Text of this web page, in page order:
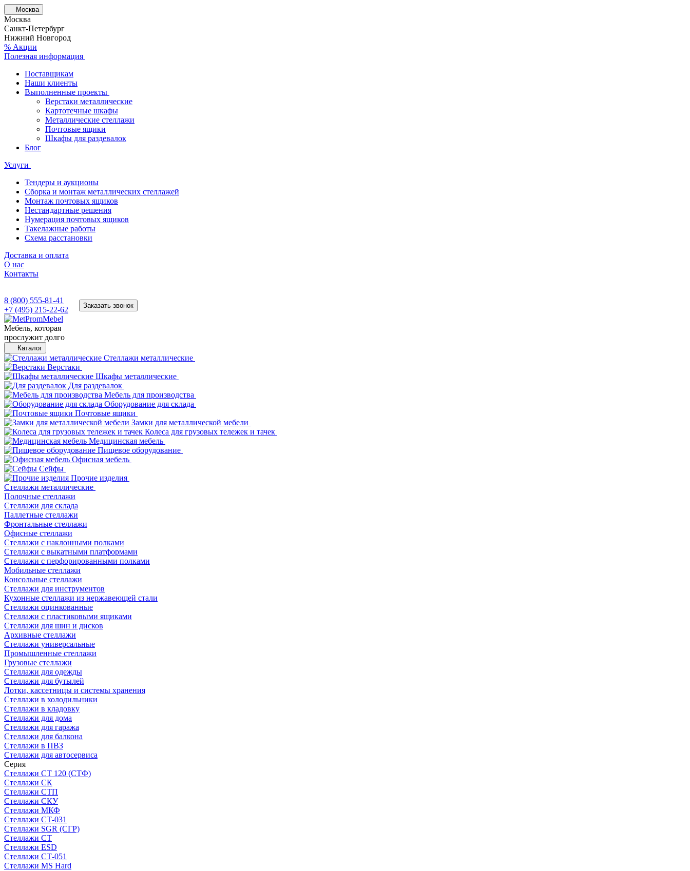
Москва
Москва
Санкт-Петербург
Нижний Новгород
% Акции
Полезная информация
Поставщикам
Наши клиенты
Выполненные проекты
Верстаки металлические
Картотечные шкафы
Металлические стеллажи
Почтовые ящики
Шкафы для раздевалок
Блог
Услуги
Тендеры и аукционы
Сборка и монтаж металлических стеллажей
Монтаж почтовых ящиков
Нестандартные решения
Нумерация почтовых ящиков
Такелажные работы
Схема расстановки
Доставка и оплата
О нас
Контакты
8 (800) 555-81-41
+7 (495) 215-22-62
Заказать звонок
Мебель, которая
прослужит долго
Каталог
Стеллажи металлические
Верстаки
Шкафы металлические
Для раздевалок
Мебель для производства
Оборудование для склада
Почтовые ящики
Замки для металлической мебели
Колеса для грузовых тележек и тачек
Медицинская мебель
Пищевое оборудование
Офисная мебель
Сейфы
Прочие изделия
Стеллажи металлические
Полочные стеллажи
Стеллажи для склада
Паллетные стеллажи
Фронтальные стеллажи
Офисные стеллажи
Стеллажи с наклонными полками
Стеллажи с выкатными платформами
Стеллажи с перфорированными полками
Мобильные стеллажи
Консольные стеллажи
Стеллажи для инструментов
Кухонные стеллажи из нержавеющей стали
Стеллажи оцинкованные
Стеллажи с пластиковыми ящиками
Стеллажи для шин и дисков
Архивные стеллажи
Стеллажи универсальные
Промышленные стеллажи
Грузовые стеллажи
Стеллажи для одежды
Стеллажи для бутылей
Лотки, кассетницы и системы хранения
Стеллажи в холодильники
Стеллажи в кладовку
Стеллажи для дома
Стеллажи для гаража
Стеллажи для балкона
Стеллажи в ПВЗ
Стеллажи для автосервиса
Серия
Стеллажи СТ 120 (СТФ)
Стеллажи СК
Стеллажи СТП
Стеллажи СКУ
Стеллажи МКФ
Стеллажи СТ-031
Стеллажи SGR (СГР)
Стеллажи СТ
Стеллажи ESD
Стеллажи СТ-051
Стеллажи MS Hard